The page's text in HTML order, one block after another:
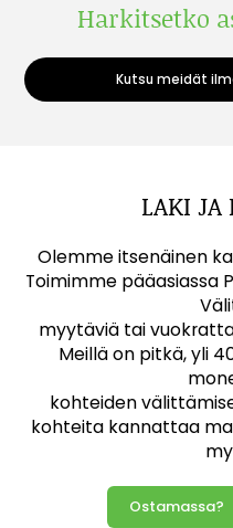
Harkitsetko
Kutsu meidät
LAKI JA
Olemme itsenäinen
Toimimme pääasiassa
myytäviä tai
Meillä on pitkä, yli
kohteiden
kohteita kannattaa
Ostamassa?